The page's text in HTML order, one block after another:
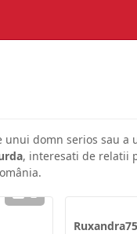
domn serios sau a
, interesati de relatii
2